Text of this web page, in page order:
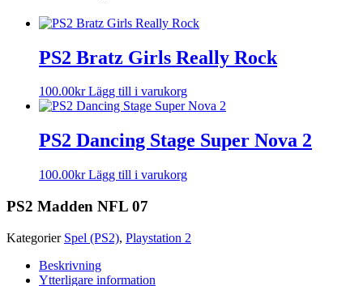
PS2 Bratz Girls Really Rock
100.00kr Lägg till i varukorg
PS2 Dancing Stage Super Nova 2
100.00kr Lägg till i varukorg
PS2 Madden NFL 07
Kategorier Spel (PS2), Playstation 2
Beskrivning
Ytterligare information